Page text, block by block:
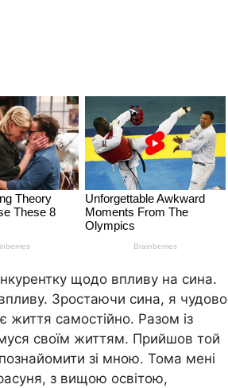
щодо впливу на сина.
Зростаючи сина, я чудово
життя самостійно. Разом із
своїм життям. Прийшов той
зі мною. Тома мені
з вищою освітою,